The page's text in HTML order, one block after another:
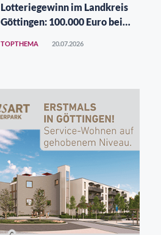
Lotteriegewinn im Landkreis
Göttingen: 100.000 Euro bei
TOPTHEMA 20.07.2026